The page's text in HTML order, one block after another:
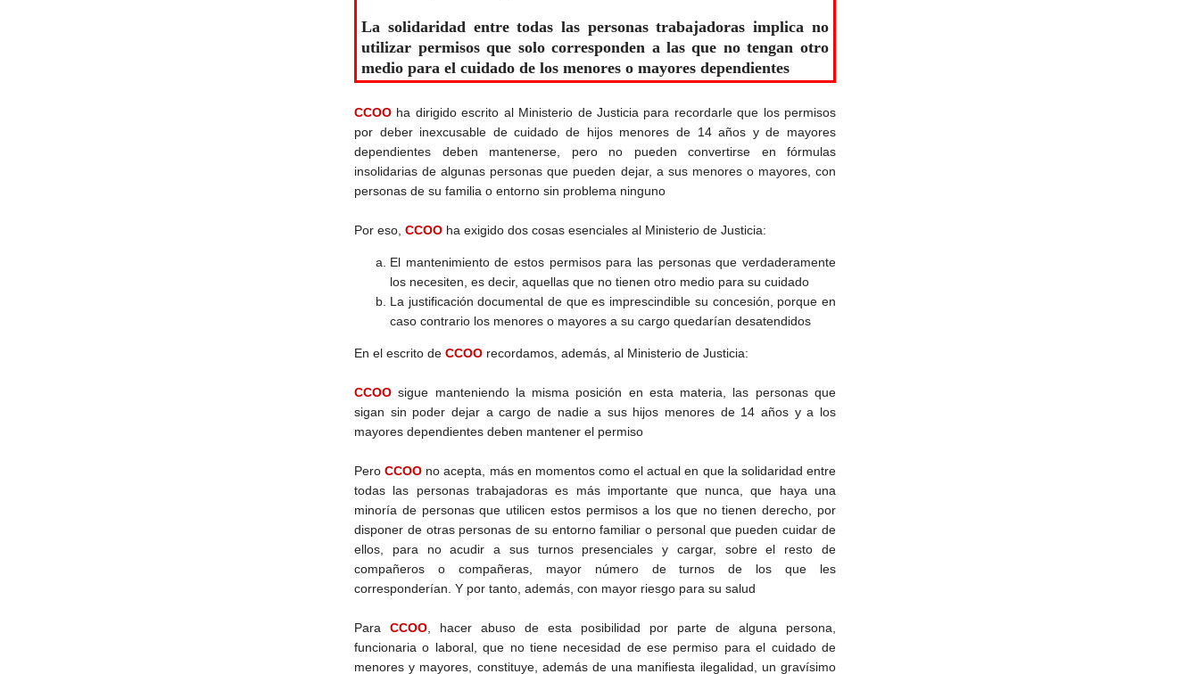
La solidaridad entre todas las personas trabajadoras implica no
utilizar permisos que solo corresponden a las que no tengan otro
medio para el cuidado de los menores o mayores dependientes
CCOO ha dirigido escrito al Ministerio de Justicia para recordarle que los permisos
por deber inexcusable de cuidado de hijos menores de 14 años y de mayores
dependientes deben mantenerse, pero no pueden convertirse en fórmulas
insolidarias de algunas personas que pueden dejar, a sus menores o mayores, con
personas de su familia o entorno sin problema ninguno
Por eso, CCOO ha exigido dos cosas esenciales al Ministerio de Justicia:
El mantenimiento de estos permisos para las personas que verdaderamente
los necesiten, es decir, aquellas que no tienen otro medio para su cuidado
La justificación documental de que es imprescindible su concesión, porque en
caso contrario los menores o mayores a su cargo quedarían desatendidos
En el escrito de CCOO recordamos, además, al Ministerio de Justicia:
CCOO sigue manteniendo la misma posición en esta materia, las personas que
sigan sin poder dejar a cargo de nadie a sus hijos menores de 14 años y a los
mayores dependientes deben mantener el permiso
PeroCCOO no acepta, más en momentos como el actual en que la solidaridad entre
todas las personas trabajadoras es más importante que nunca, que haya una
minoría de personas que utilicen estos permisos a los que no tienen derecho, por
disponer de otras personas de su entorno familiar o personal que pueden cuidar de
ellos, para no acudir a sus turnos presenciales y cargar, sobre el resto de
compañeros o compañeras, mayor número de turnos de los que les
corresponderían. Y por tanto, además, con mayor riesgo para su salud
Para CCOO , hacer abuso de esta posibilidad por parte de alguna persona,
funcionaria o laboral, que no tiene necesidad de ese permiso para el cuidado de
menores y mayores, constituye, además de una manifiesta ilegalidad, un gravísimo